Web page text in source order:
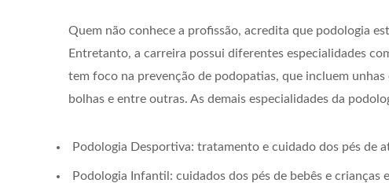
Quem não conhece a profissão, acredita que podologia
Entretanto, a carreira possui diferentes especialidades
tem foco na prevenção de podopatias, que incluem unhas
bolhas e entre outras. As demais especialidades da
Podologia Desportiva: tratamento e cuidado dos pés de
Podologia Infantil: cuidados dos pés de bebês e crianças